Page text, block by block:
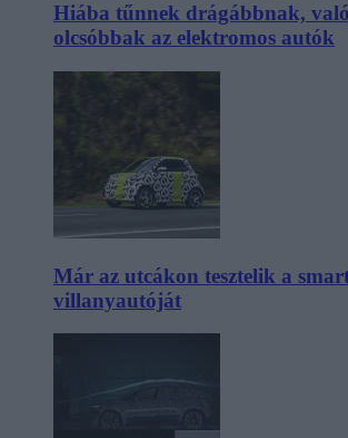
Hiába tűnnek drágábbnak,
olcsóbbak az elektromos autók
Már az utcákon tesztelik a
villanyautóját